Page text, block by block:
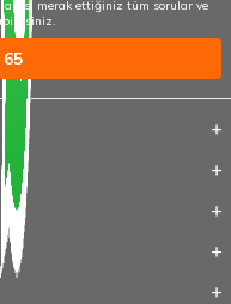
merak ettiğiniz tüm sorular ve
65